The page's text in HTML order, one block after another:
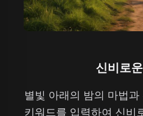
신비로
별빛 아래의 밤의 마법
키워드를 입력하여 신비